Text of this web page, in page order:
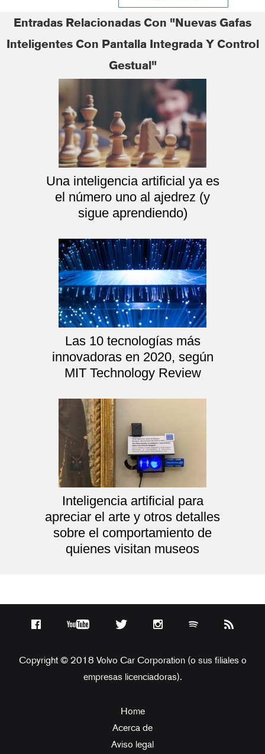
Entradas Relacionadas Con "Nuevas Gafas
Inteligentes Con Pantalla Integrada Y Control
Gestual"
Una inteligencia artificial ya es
el número uno al ajedrez (y
sigue aprendiendo)
Las 10 tecnologías más
innovadoras en 2020, según
MIT Technology Review
Inteligencia artificial para
apreciar el arte y otros detalles
sobre el comportamiento de
quienes visitan museos
Copyright © 2018 Volvo Car Corporation (o sus filiales o
empresas licenciadoras).
Home
Acerca de
Aviso legal